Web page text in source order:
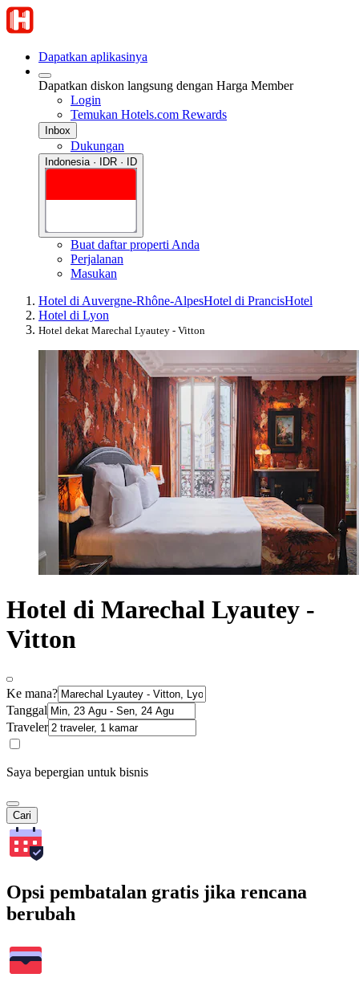
Dapatkan aplikasinya
Dapatkan diskon langsung dengan Harga Member
Login
Temukan Hotels.com Rewards
Inbox
Dukungan
Indonesia · IDR · ID
Buat daftar properti Anda
Perjalanan
Masukan
Hotel di Auvergne-Rhône-AlpesHotel di PrancisHotel
Hotel di Lyon
Hotel dekat Marechal Lyautey - Vitton
Hotel di Marechal Lyautey -
Vitton
Ke mana?
Tanggal
Traveler
Saya bepergian untuk bisnis
Cari
Opsi pembatalan gratis jika rencana
berubah